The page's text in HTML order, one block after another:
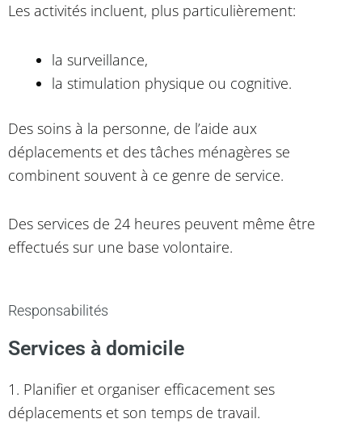
Les activités incluent, plus particulièrement:
la surveillance,
la stimulation physique ou cognitive.
Des soins à la personne, de l’aide aux
déplacements et des tâches ménagères se
combinent souvent à ce genre de service.
Des services de 24 heures peuvent même être
effectués sur une base volontaire.
Responsabilités
Services à domicile
1. Planifier et organiser efficacement ses
déplacements et son temps de travail.